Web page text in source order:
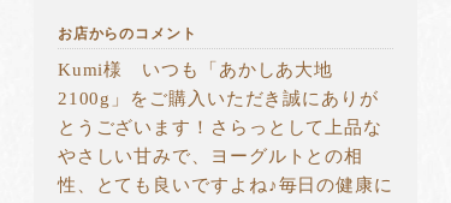
お店からのコメント
Kumi様 いつも「あかしあ大地
2100g」をご購入いただき誠にありが
とうございます！さらっとして上品な
やさしい甘みで、ヨーグルトとの相
性、とても良いですよね♪毎日の健康に